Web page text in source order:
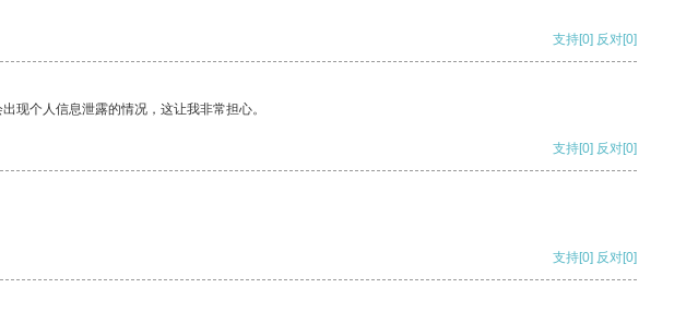
支持[0] 反对[0]
现个人信息泄露的情况，这让我非常担心。
支持[0] 反对[0]
支持[0] 反对[0]